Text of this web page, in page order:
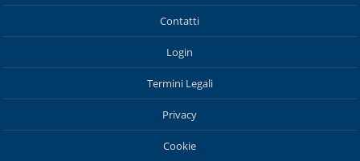
Contatti
Login
Termini Legali
Privacy
Cookie